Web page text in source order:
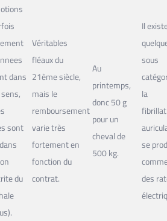
dans
sont
du
Véritables
fléaux du
21ème siècle,
mais le
remboursement
varie très
fortement en
fonction du
contrat.
Au
printemps,
donc 50 g
pour un
cheval de
500 kg.
Il
sous
la
se
des